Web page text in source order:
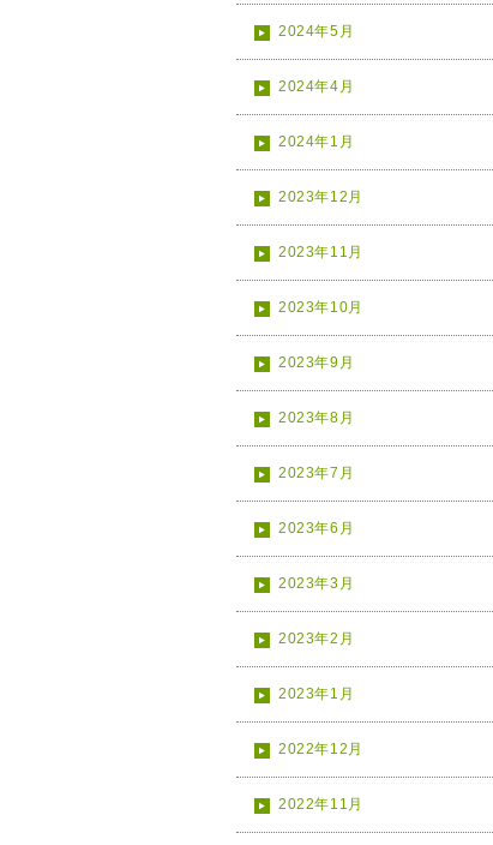
2024年5月
2024年4月
2024年1月
2023年12月
2023年11月
2023年10月
2023年9月
2023年8月
2023年7月
2023年6月
2023年3月
2023年2月
2023年1月
2022年12月
2022年11月